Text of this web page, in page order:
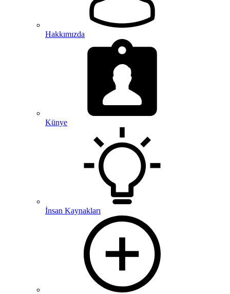
Hakkımızda
Künye
İnsan Kaynakları